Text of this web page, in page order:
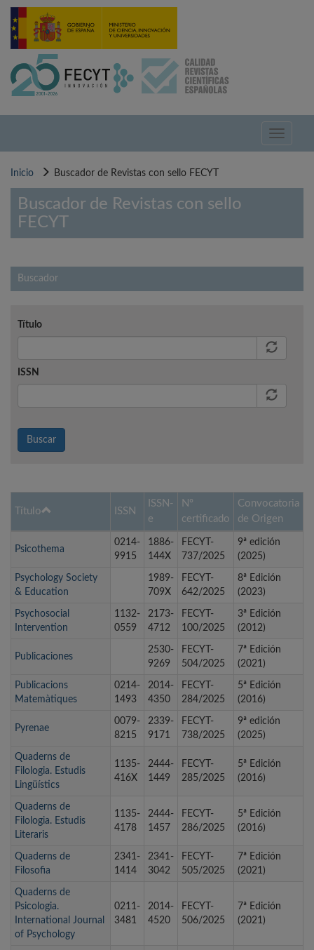
Pasar
contenido
Toggle
Inicio Buscador de Revistas con sello FECYT
Buscador de Revistas con sello
FECYT
Buscador
Título
ISSN
Buscar
Título ISSN
ISSN-
e
Nº
certificado
Convocatoria
de Origen
Psicothema
0214-
9915
1886-
144X
FECYT-
737/2025
9ª edición
(2025)
Psychology Society
& Education
1989-
709X
FECYT-
642/2025
8ª Edición
(2023)
Psychosocial
Intervention
1132-
0559
2173-
4712
FECYT-
100/2025
3ª Edición
(2012)
Publicaciones
2530-
9269
FECYT-
504/2025
7ª Edición
(2021)
Publicacions
Matemàtiques
0214-
1493
2014-
4350
FECYT-
284/2025
5ª Edición
(2016)
Pyrenae
0079-
8215
2339-
9171
FECYT-
738/2025
9ª edición
(2025)
Quaderns de
Filologia. Estudis
Lingüístics
1135-
416X
2444-
1449
FECYT-
285/2025
5ª Edición
(2016)
Quaderns de
Filologia. Estudis
Literaris
1135-
4178
2444-
1457
FECYT-
286/2025
5ª Edición
(2016)
Quaderns de
Filosofia
2341-
1414
2341-
3042
FECYT-
505/2025
7ª Edición
(2021)
Quaderns de
Psicologia.
International Journal
of Psychology
0211-
3481
2014-
4520
FECYT-
506/2025
7ª Edición
(2021)